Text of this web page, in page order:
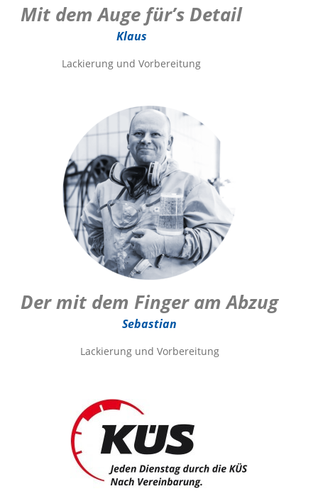
Mit dem Auge für’s Detail
Klaus
Lackierung und Vorbereitung
Der mit dem Finger am Abzug
Sebastian
Lackierung und Vorbereitung